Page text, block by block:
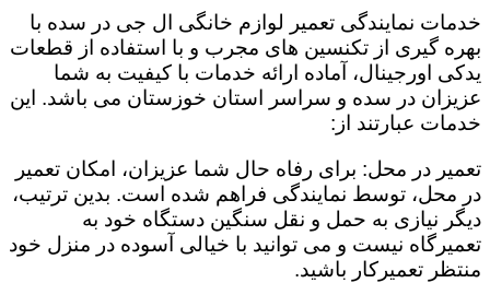
خدمات نمایندگی تعمیر لوازم خانگی ال جی در سده با
بهره گیری از تکنسین های مجرب و با استفاده از قطعات
یدکی اورجینال، آماده ارائه خدمات با کیفیت به شما
عزیزان در سده و سراسر استان خوزستان می باشد. این
خدمات عبارتند از:
تعمیر در محل: برای رفاه حال شما عزیزان، امکان تعمیر
در محل، توسط نمایندگی فراهم شده است. بدین ترتیب،
دیگر نیازی به حمل و نقل سنگین دستگاه خود به
تعمیرگاه نیست و می توانید با خیالی آسوده در منزل خود
منتظر تعمیرکار باشید.